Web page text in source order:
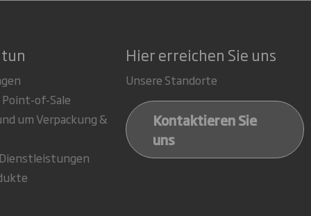
Point-of-Sale
um Verpackung &
Hier erreichen Sie uns
Unsere Standorte
Kontaktieren Sie
uns